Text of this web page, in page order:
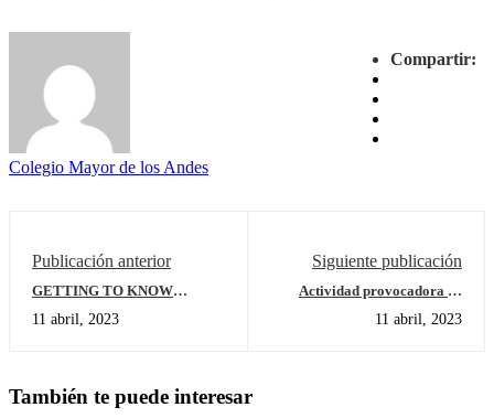
Compartir:
Colegio Mayor de los Andes
Publicación anterior
GETTING TO KNOW
11 abril, 2023
Siguiente publicación
Actividad provocadora en
planet"
11 abril, 2023
También te puede interesar